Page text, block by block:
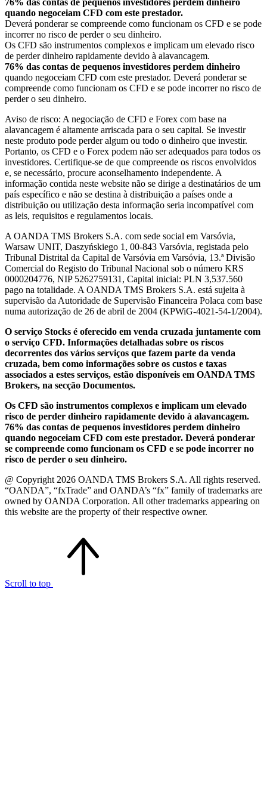
quando negoceiam CFD com este prestador.
Deverá ponderar se compreende como funcionam os CFD e se pode
incorrer no risco de perder o seu dinheiro.
Os CFD são instrumentos complexos e implicam um elevado risco
de perder dinheiro rapidamente devido à alavancagem.
76% das contas de pequenos investidores perdem dinheiro
quando negoceiam CFD com este prestador. Deverá ponderar se
compreende como funcionam os CFD e se pode incorrer no risco de
perder o seu dinheiro.
Aviso de risco: A negociação de CFD e Forex com base na
alavancagem é altamente arriscada para o seu capital. Se investir
neste produto pode perder algum ou todo o dinheiro que investir.
Portanto, os CFD e o Forex podem não ser adequados para todos os
investidores. Certifique-se de que compreende os riscos envolvidos
e, se necessário, procure aconselhamento independente. A
informação contida neste website não se dirige a destinatários de um
país específico e não se destina à distribuição a países onde a
distribuição ou utilização desta informação seria incompatível com
as leis, requisitos e regulamentos locais.
A OANDA TMS Brokers S.A. com sede social em Varsóvia,
Warsaw UNIT, Daszyńskiego 1, 00-843 Varsóvia, registada pelo
Tribunal Distrital da Capital de Varsóvia em Varsóvia, 13.ª Divisão
Comercial do Registo do Tribunal Nacional sob o número KRS
0000204776, NIP 5262759131, Capital inicial: PLN 3,537.560
pago na totalidade. A OANDA TMS Brokers S.A. está sujeita à
supervisão da Autoridade de Supervisão Financeira Polaca com base
numa autorização de 26 de abril de 2004 (KPWiG-4021-54-1/2004).
O serviço Stocks é oferecido em venda cruzada juntamente com
o serviço CFD. Informações detalhadas sobre os riscos
decorrentes dos vários serviços que fazem parte da venda
cruzada, bem como informações sobre os custos e taxas
associados a estes serviços, estão disponíveis em OANDA TMS
Brokers, na secção Documentos.
Os CFD são instrumentos complexos e implicam um elevado
risco de perder dinheiro rapidamente devido à alavancagem.
76% das contas de pequenos investidores perdem dinheiro
quando negoceiam CFD com este prestador. Deverá ponderar
se compreende como funcionam os CFD e se pode incorrer no
risco de perder o seu dinheiro.
@ Copyright 2026 OANDA TMS Brokers S.A. All rights reserved.
“OANDA”, “fxTrade” and OANDA’s “fx” family of trademarks are
owned by OANDA Corporation. All other trademarks appearing on
this website are the property of their respective owner.
Scroll to top